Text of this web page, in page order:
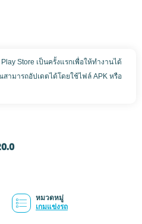
Store เป็นครั้งแรกเพื่อให้ทำงานได้
ามารถอัปเดตได้โดยใช้ไฟล์ APK หรือ
หมวดหมู่
เกมแข่งรถ